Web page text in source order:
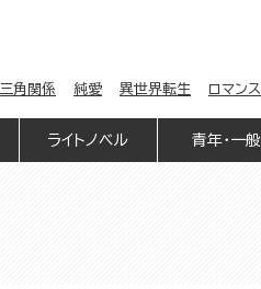
三角関係 純愛 異世界転生 ロマンス
ライトノベル 青年・一般